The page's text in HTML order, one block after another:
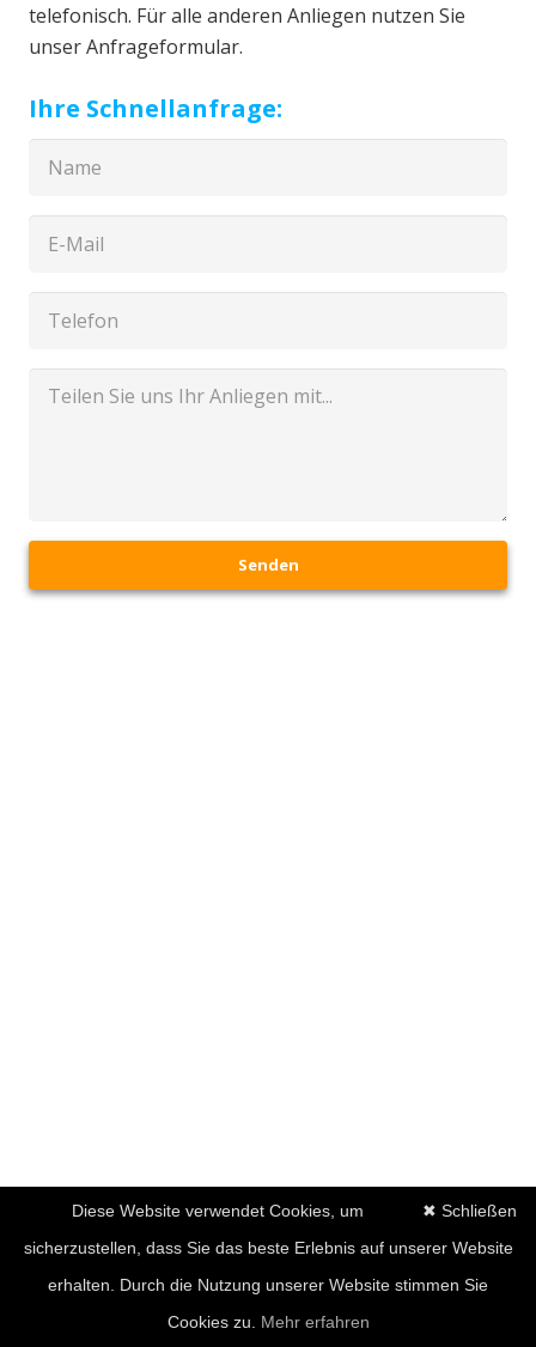
telefonisch. Für alle anderen Anliegen nutzen Sie
unser Anfrageformular.
Ihre Schnellanfrage:
Senden
✖ Schließen
Diese Website verwendet Cookies, um
sicherzustellen, dass Sie das beste Erlebnis auf unserer Website
erhalten. Durch die Nutzung unserer Website stimmen Sie
Cookies zu. Mehr erfahren